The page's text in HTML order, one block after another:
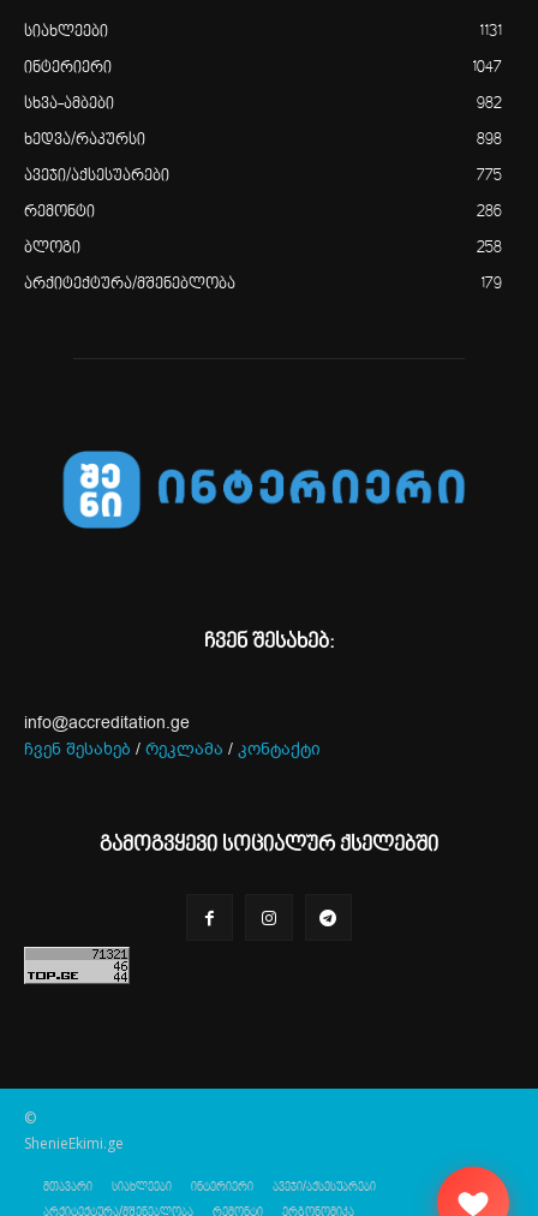
სიახლეები 1131
ინტერიერი 1047
სხვა-ამბები 982
ხედვა/რაკურსი 898
ავეჯი/აქსესუარები 775
რემონტი 286
ბლოგი 258
არქიტექტურა/მშენებლობა 179
ჩვენ შესახებ:
info@accreditation.ge
ჩვენ შესახებ / რეკლამა / კონტაქტი
გამოგვყევი სოციალურ ქსელებში
©
ShenieEkimi.ge
მთავარი სიახლეები ინტერიერი ავეჯი/აქსესუარები
არქიტექტურა/მშენებლობა რემონტი ერგონომიკა